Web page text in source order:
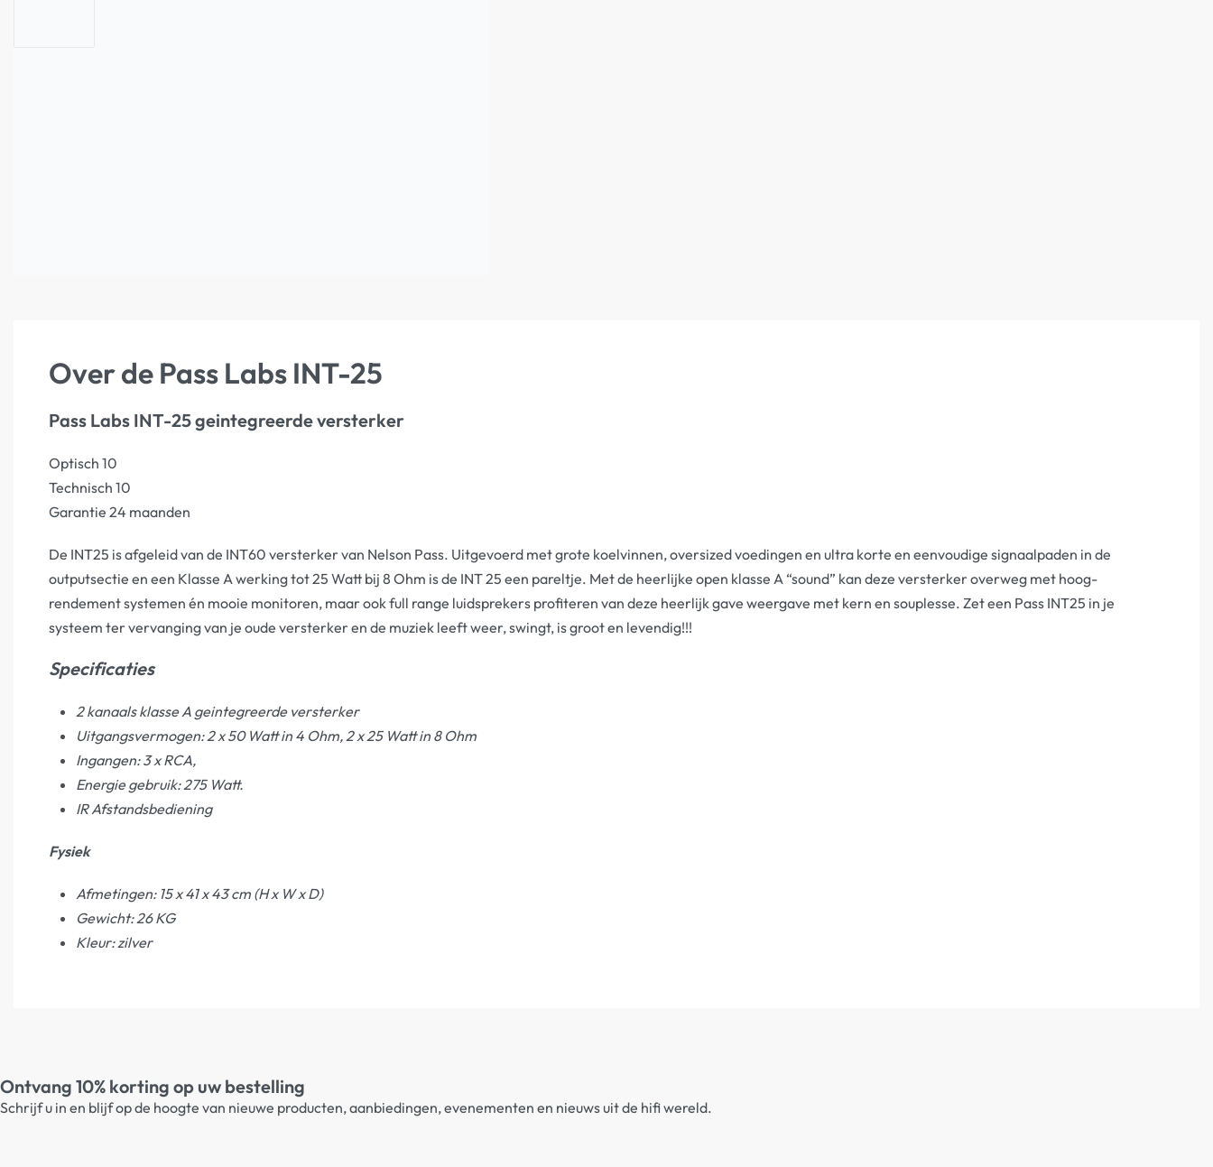
Over de Pass Labs INT-25
Pass Labs INT-25 geintegreerde versterker
Optisch 10
Technisch 10
Garantie 24 maanden
De INT25 is afgeleid van de INT60 versterker van Nelson Pass. Uitgevoerd met grote koelvinnen, oversized voedingen en ultra korte en eenvoudige signaalpaden in de
outputsectie en een Klasse A werking tot 25 Watt bij 8 Ohm is de INT 25 een pareltje. Met de heerlijke open klasse A “sound” kan deze versterker overweg met hoog-
rendement systemen én mooie monitoren, maar ook full range luidsprekers profiteren van deze heerlijk gave weergave met kern en souplesse. Zet een Pass INT25 in je
systeem ter vervanging van je oude versterker en de muziek leeft weer, swingt, is groot en levendig!!!
Specificaties
2 kanaals klasse A geintegreerde versterker
Uitgangsvermogen: 2 x 50 Watt in 4 Ohm, 2 x 25 Watt in 8 Ohm
Ingangen: 3 x RCA,
Energie gebruik: 275 Watt.
IR Afstandsbediening
Fysiek
Afmetingen: 15 x 41 x 43 cm (H x W x D)
Gewicht: 26 KG
Kleur: zilver
Ontvang 10% korting op uw bestelling
Schrijf u in en blijf op de hoogte van nieuwe producten, aanbiedingen, evenementen en nieuws uit de hifi wereld.